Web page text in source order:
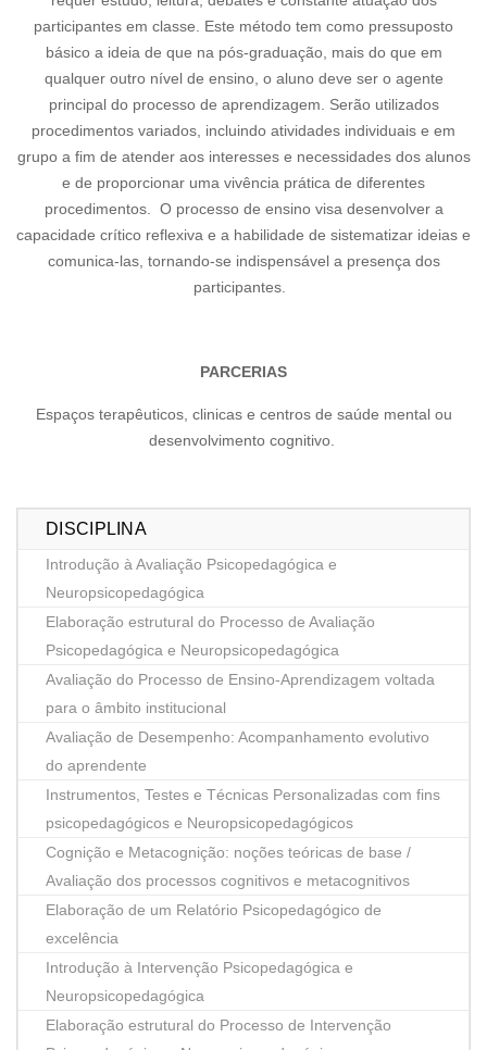
participantes em classe. Este método tem como pressuposto
básico a ideia de que na pós-graduação, mais do que em
qualquer outro nível de ensino, o aluno deve ser o agente
principal do processo de aprendizagem. Serão utilizados
procedimentos variados, incluindo atividades individuais e em
grupo a fim de atender aos interesses e necessidades dos alunos
e de proporcionar uma vivência prática de diferentes
procedimentos. O processo de ensino visa desenvolver a
capacidade crítico reflexiva e a habilidade de sistematizar ideias e
comunica-las, tornando-se indispensável a presença dos
participantes.
PARCERIAS
Espaços terapêuticos, clinicas e centros de saúde mental ou
desenvolvimento cognitivo.
DISCIPLINA
Introdução à Avaliação Psicopedagógica e
Neuropsicopedagógica
Elaboração estrutural do Processo de Avaliação
Psicopedagógica e Neuropsicopedagógica
Avaliação do Processo de Ensino-Aprendizagem voltada
para o âmbito institucional
Avaliação de Desempenho: Acompanhamento evolutivo
do aprendente
Instrumentos, Testes e Técnicas Personalizadas com fins
psicopedagógicos e Neuropsicopedagógicos
Cognição e Metacognição: noções teóricas de base /
Avaliação dos processos cognitivos e metacognitivos
Elaboração de um Relatório Psicopedagógico de
excelência
Introdução à Intervenção Psicopedagógica e
Neuropsicopedagógica
Elaboração estrutural do Processo de Intervenção